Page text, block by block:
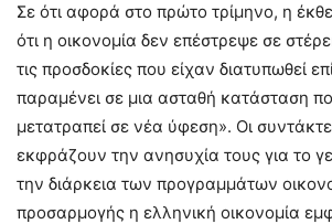
Σε ότι αφορά στο πρώτο τρίμηνο, η
ότι η οικονομία δεν επέστρεψε σε
τις προσδοκίες που είχαν διατυπωθεί
παραμένει σε μια ασταθή κατάσταση
μετατραπεί σε νέα ύφεση». Οι
εκφράζουν την ανησυχία τους για το
την διάρκεια των προγραμμάτων
προσαρμογής η ελληνική οικονομία